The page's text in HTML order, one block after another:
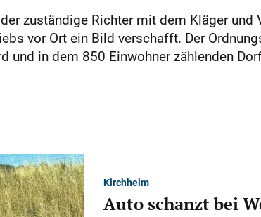
zuständige Richter mit dem Kläger
vor Ort ein Bild verschafft. Der
und in dem 850 Einwohner zählenden
Kirchheim
Auto schanzt bei